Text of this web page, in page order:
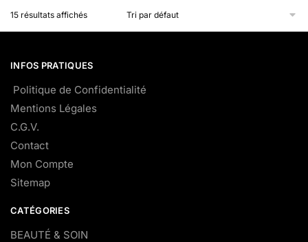
15 résultats affichés
INFOS PRATIQUES
Politique de Confidentialité
Mentions Légales
C.G.V.
Contact
Mon Compte
Sitemap
CATÉGORIES
BEAUTÉ & SOIN